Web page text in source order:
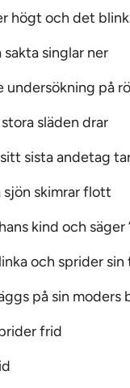
högt och det
singlar ner
undersökning på
släden drar
sista andetag
skimrar flott
kind och säger
och sprider sin
på sin moders
frid